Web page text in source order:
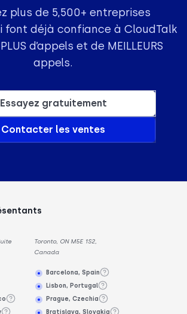
plus de 5,500+ entreprises
font déjà confiance à CloudTalk
d’appels et de MEILLEURS
appels.
Essayez gratuitement
Contacter les ventes
Toronto, ON M5E 1S2,
Canada
Barcelona, Spain
Lisbon, Portugal
Prague, Czechia
Bratislava, Slovakia